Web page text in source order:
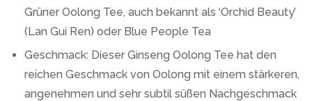
Grüner Oolong Tee, auch bekannt als ‘Orchid Beauty’
(Lan Gui Ren) oder Blue People Tea
Geschmack: Dieser Ginseng Oolong Tee hat den
reichen Geschmack von Oolong mit einem stärkeren,
angenehmen und sehr subtil süßen Nachgeschmack